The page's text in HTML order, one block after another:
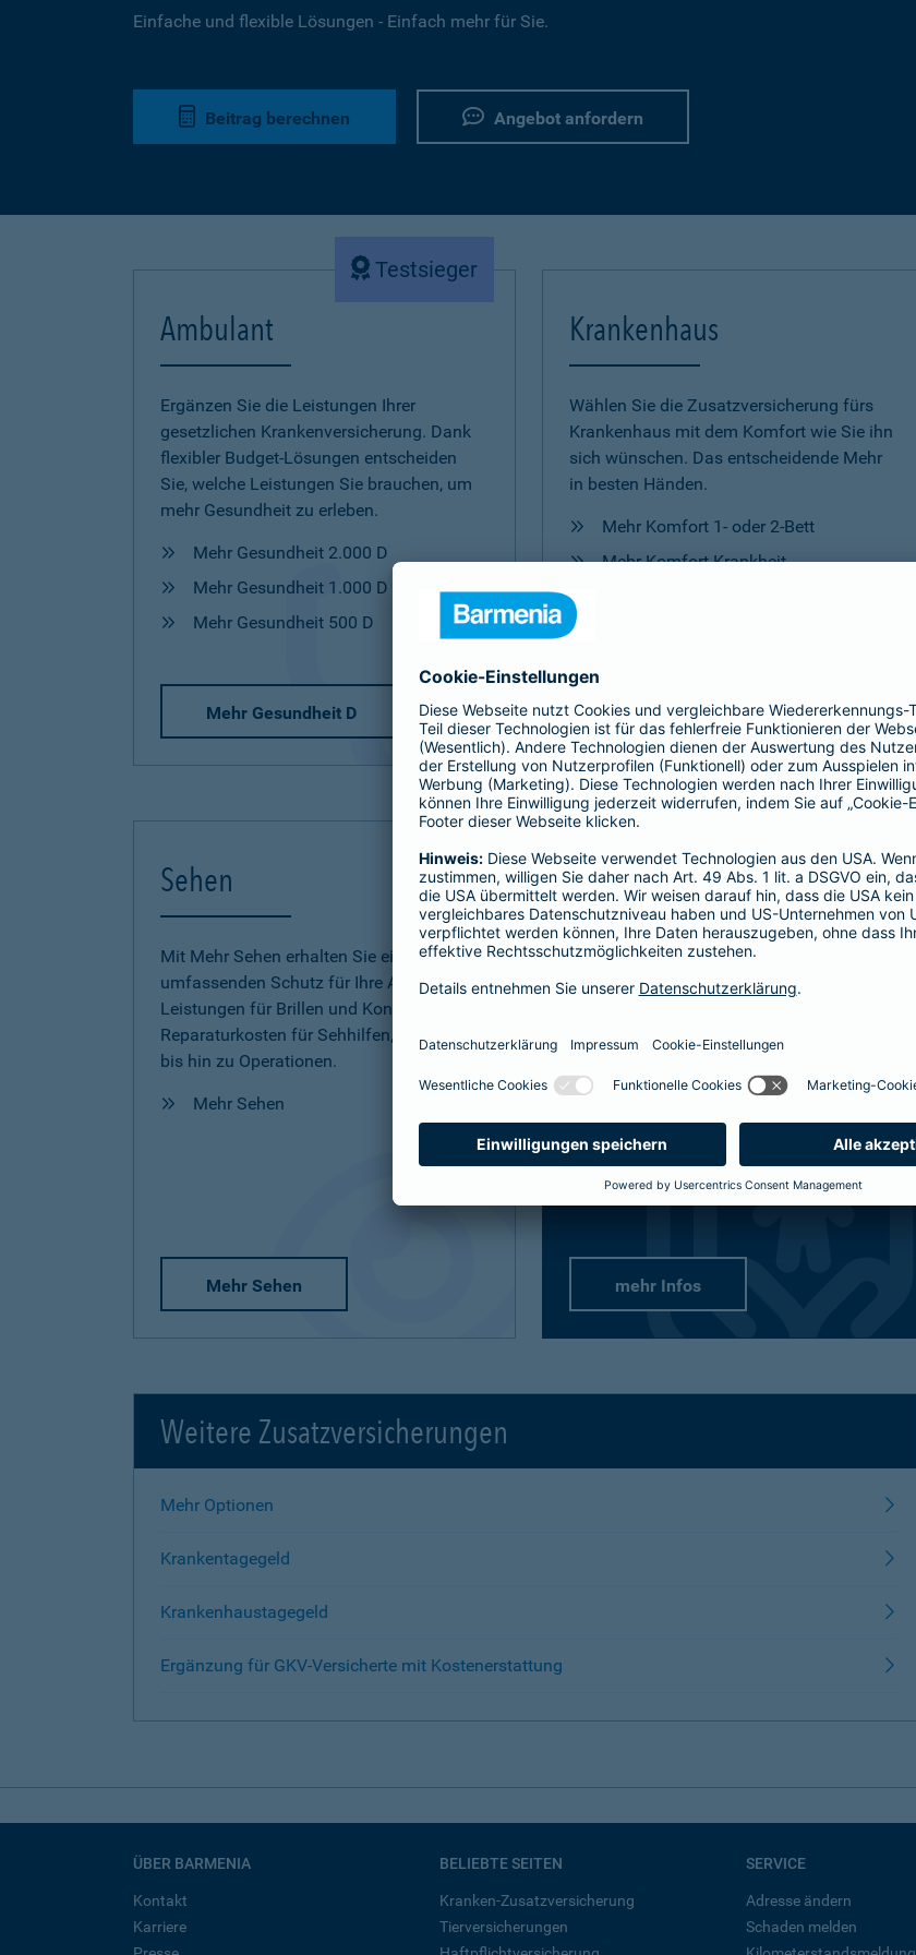
Einfache und flexible Lösungen - Einfach mehr für Sie.
Beitrag berechnen Angebot anfordern
Testsieger
Ambulant
Ergänzen Sie die Leistungen Ihrer
gesetzlichen Krankenversicherung. Dank
flexibler Budget-Lösungen entscheiden
Sie, welche Leistungen Sie brauchen, um
mehr Gesundheit zu erleben.
Mehr Gesundheit 2.000 D
Mehr Gesundheit 1.000 D
Mehr Gesundheit 500 D
Mehr Gesundheit D
Krankenhaus
Wählen Sie die Zusatzversicherung fürs
Krankenhaus mit dem Komfort wie Sie ihn
sich wünschen. Das entscheidende Mehr
in besten Händen.
Mehr Komfort 1- oder 2-Bett
Mehr Komfort Krankheit
Mehr Komfort
Sehen
Mit Mehr Sehen erhalten Sie einen
umfassenden Schutz für Ihre Augen inkl.
Leistungen für Brillen und Kontaktlinsen,
Reparaturkosten für Sehhilfen, Vorsorge
bis hin zu Operationen.
Mehr Sehen
Mehr Sehen
Versicherungen für Kinder
Jedes Kind ist einzigartig. Damit es
definitiv den bestmöglichen Schutz
vielfältig und flexibel.
Passend-für-Kinder-Schutz: Wählen Sie
stellen Sie sich gezielt die Produkte
zusammen.
mehr Infos
Weitere Zusatzversicherungen
Mehr Optionen
Krankentagegeld
Krankenhaustagegeld
Ergänzung für GKV-Versicherte mit Kostenerstattung
ÜBER BARMENIA
Kontakt
Karriere
BELIEBTE SEITEN
Kranken-Zusatzversicherung
Tierversicherungen
SERVICE
Adresse ändern
Schaden melden